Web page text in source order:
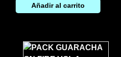
Añadir al carrito